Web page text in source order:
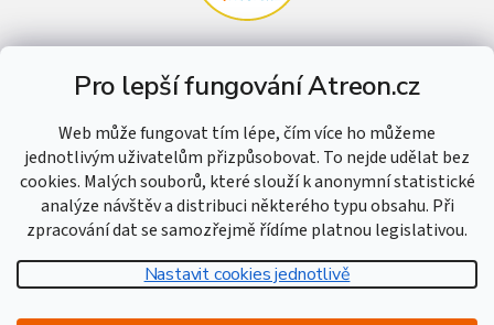
Pro lepší fungování Atreon.cz
Web může fungovat tím lépe, čím více ho můžeme
jednotlivým uživatelům přizpůsobovat. To nejde udělat bez
cookies. Malých souborů, které slouží k anonymní statistické
analýze návštěv a distribuci některého typu obsahu. Při
zpracování dat se samozřejmě řídíme platnou legislativou.
Nastavit cookies jednotlivě
Vytvořil Shoptet